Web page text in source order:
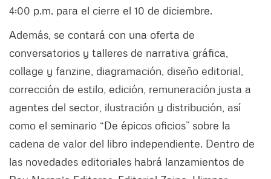
4:00 p.m. para el cierre el 10 de diciembre.
Además, se contará con una oferta de
conversatorios y talleres de narrativa gráfica,
collage y fanzine, diagramación, diseño editorial,
corrección de estilo, edición, remuneración justa a
agentes del sector, ilustración y distribución, así
como el seminario “De épicos oficios” sobre la
cadena de valor del libro independiente. Dentro de
las novedades editoriales habrá lanzamientos de